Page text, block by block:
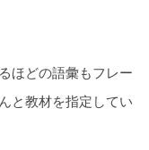
ほどの語彙もフレー
と教材を指定してい